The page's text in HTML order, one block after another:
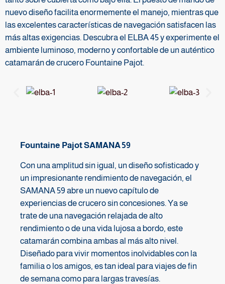
nuevo diseño facilita enormemente el manejo, mientras que
las excelentes características de navegación satisfacen las
más altas exigencias. Descubra el ELBA 45 y experimente el
ambiente luminoso, moderno y confortable de un auténtico
catamarán de crucero Fountaine Pajot.
Fountaine Pajot SAMANA 59
Con una amplitud sin igual, un diseño sofisticado y
un impresionante rendimiento de navegación, el
SAMANA 59 abre un nuevo capítulo de
experiencias de crucero sin concesiones. Ya se
trate de una navegación relajada de alto
rendimiento o de una vida lujosa a bordo, este
catamarán combina ambas al más alto nivel.
Diseñado para vivir momentos inolvidables con la
familia o los amigos, es tan ideal para viajes de fin
de semana como para largas travesías.